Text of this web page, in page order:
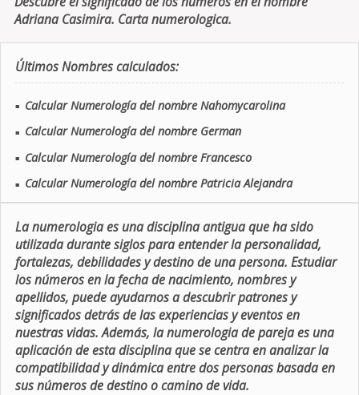
Adriana Casimira. Carta numerologica.
Últimos Nombres calculados:
■ Calcular Numerología del nombre Nahomycarolina
■ Calcular Numerología del nombre German
■ Calcular Numerología del nombre Francesco
■ Calcular Numerología del nombre Patricia Alejandra
La numerologia es una disciplina antigua que ha sido
utilizada durante siglos para entender la personalidad,
fortalezas, debilidades y destino de una persona. Estudiar
los números en la fecha de nacimiento, nombres y
apellidos, puede ayudarnos a descubrir patrones y
significados detrás de las experiencias y eventos en
nuestras vidas. Además, la numerologia de pareja es una
aplicación de esta disciplina que se centra en analizar la
compatibilidad y dinámica entre dos personas basada en
sus números de destino o camino de vida.